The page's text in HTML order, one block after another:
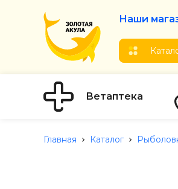
Наши
Ветаптека
Главная Каталог